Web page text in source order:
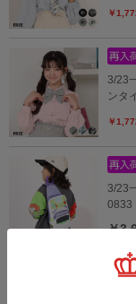
￥
3/23
ンタ
￥
3/23
0833
￥
8/6